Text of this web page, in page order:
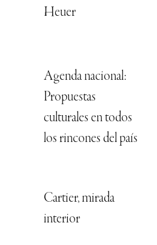
Heuer
Agenda nacional:
Propuestas
culturales en todos
los rincones del país
Cartier, mirada
interior